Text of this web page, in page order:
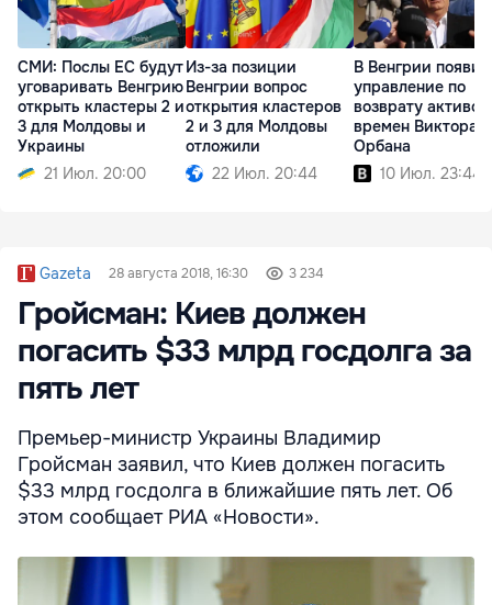
СМИ: Послы ЕС будут
уговаривать Венгрию
открыть кластеры 2 и
3 для Молдовы и
Украины
21 Июл. 20:00
Из-за позиции
Венгрии вопрос
открытия кластеров
2 и 3 для Молдовы
отложили
22 Июл. 20:44
В Венгрии
управление по
возврату активов
времен Виктора
Орбана
10 Июл. 23:44
Gazeta 28 августа 2018, 16:30 3 234
Гройсман: Киев должен
погасить $33 млрд госдолга за
пять лет
Премьер-министр Украины Владимир
Гройсман заявил, что Киев должен погасить
$33 млрд госдолга в ближайшие пять лет. Об
этом сообщает РИА «Новости».